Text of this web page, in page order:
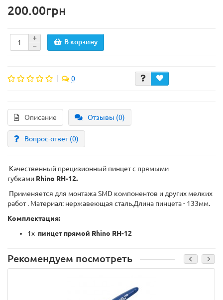
200.00грн
В корзину
0
Описание Отзывы (0)
Вопрос-ответ(0)
Качественный прецизионный пинцет с прямыми
губками Rhino RH-12.
Применяется для монтажа SMD компонентов и других мелких
работ . Материал: нержавеющая сталь.Длина пинцета - 133мм.
Комплектация:
1x пинцет прямой Rhino RH-12
Рекомендуем посмотреть